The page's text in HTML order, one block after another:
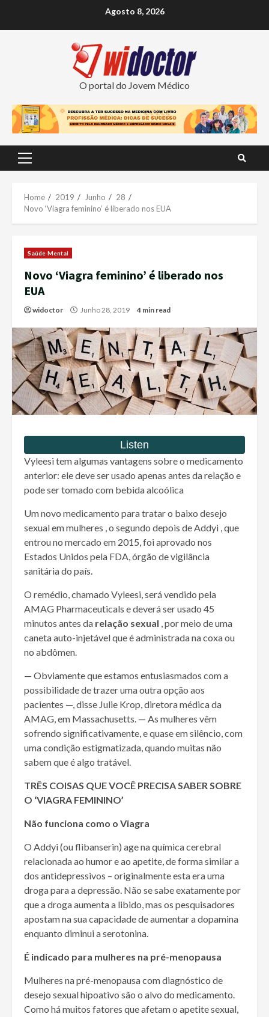
Agosto 8, 2026
O portal do Jovem Médico
Primary
Home 2019 Junho
28
Novo ‘Viagra feminino’ é liberado nos EUA
Saúde Mental
Novo ‘Viagra feminino’ é liberado nos
EUA
widoctor Junho 28, 2019 4 min read
Vyleesi tem algumas vantagens sobre o medicamento
anterior: ele deve ser usado apenas antes da relação e
pode ser tomado com bebida alcoólica
Um novo medicamento para tratar o baixo desejo
sexual em mulheres , o segundo depois de Addyi , que
entrou no mercado em 2015, foi aprovado nos
Estados Unidos pela FDA, órgão de vigilância
sanitária do país.
O remédio, chamado Vyleesi, será vendido pela
AMAG Pharmaceuticals e deverá ser usado 45
minutos antes da relação sexual , por meio de uma
caneta auto-injetável que é administrada na coxa ou
no abdômen.
— Obviamente que estamos entusiasmados com a
possibilidade de trazer uma outra opção aos
pacientes —, disse Julie Krop, diretora médica da
AMAG, em Massachusetts. — As mulheres vêm
sofrendo significativamente, e quase em silêncio, com
uma condição estigmatizada, quando muitas não
sabem que é algo tratável.
TRÊS COISAS QUE VOCÊ PRECISA SABER SOBRE
O ‘VIAGRA FEMININO’
Não funciona como o Viagra
O Addyi (ou flibanserin) age na química cerebral
relacionada ao humor e ao apetite, de forma similar a
dos antidepressivos – originalmente esta era uma
droga para a depressão. Não se sabe exatamente por
que a droga aumenta a libido, mas os pesquisadores
apostam na sua capacidade de aumentar a dopamina
enquanto diminui a serotonina.
É indicado para mulheres na pré-menopausa
Mulheres na pré-menopausa com diagnóstico de
desejo sexual hipoativo são o alvo do medicamento.
Como há muitos fatores que afetam o apetite sexual,